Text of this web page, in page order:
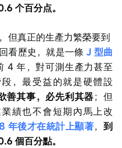
个百分点。
但真正的生產力繁榮要到
看歷史，就是一條 J 型曲
4 年，對可測生產力甚至
，最受益的就是硬體設
善其事，必先利其器；但
績也不會短期內馬上改
年後才在統計上顯著，到
個百分點。